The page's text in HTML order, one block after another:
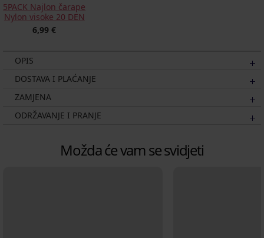
5PACK Najlon čarape
Nylon visoke 20 DEN
6,99 €
OPIS
DOSTAVA I PLAĆANJE
ZAMJENA
ODRŽAVANJE I PRANJE
Možda će vam se svidjeti